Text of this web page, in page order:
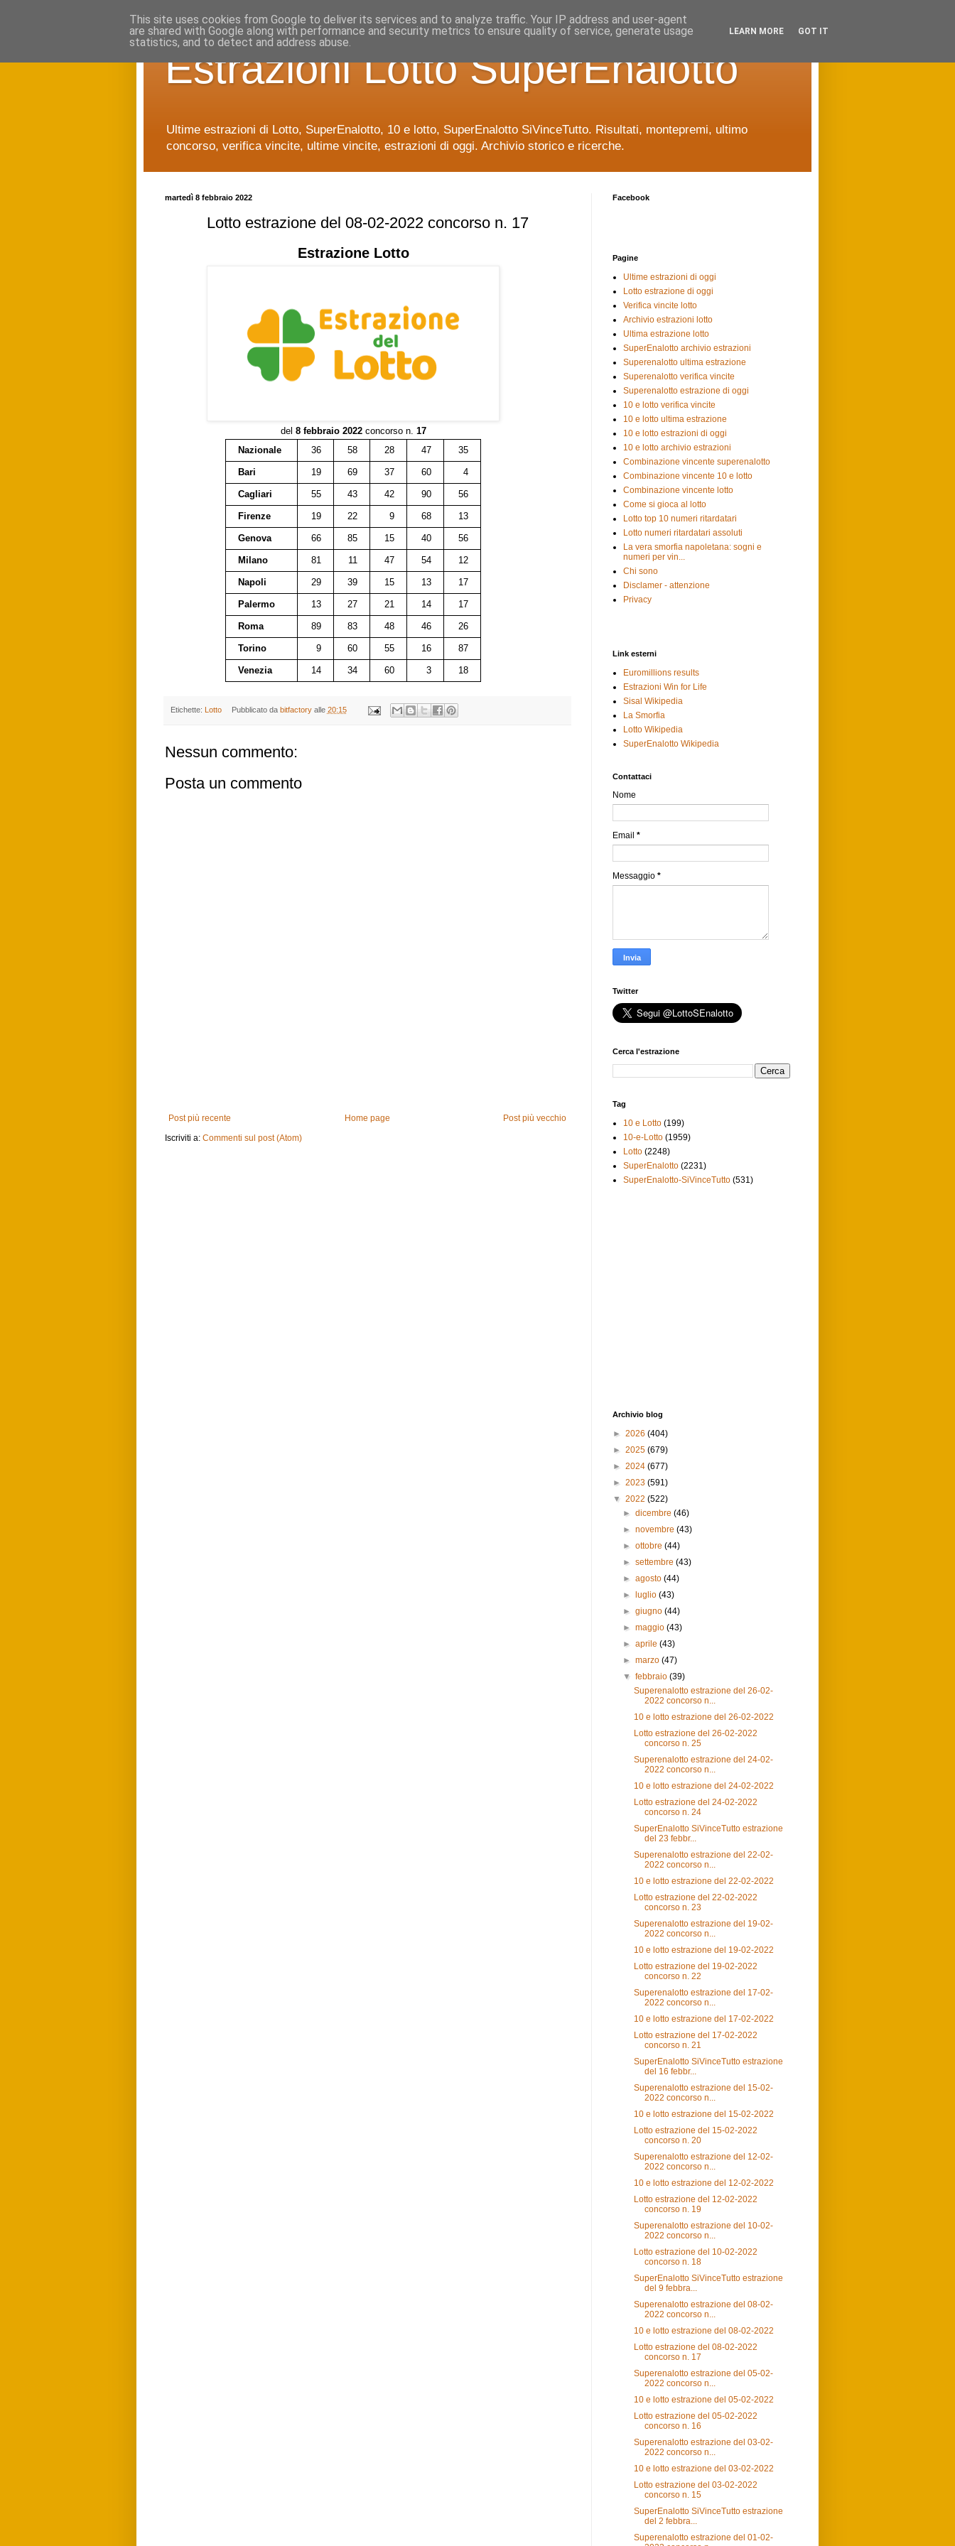
Estrazioni Lotto SuperEnalotto
Ultime estrazioni di Lotto, SuperEnalotto, 10 e lotto, SuperEnalotto SiVinceTutto. Risultati, montepremi, ultimo
concorso, verifica vincite, ultime vincite, estrazioni di oggi. Archivio storico e ricerche.
martedì 8 febbraio 2022
Lotto estrazione del 08-02-2022 concorso n. 17
Estrazione Lotto
del 8 febbraio 2022concorso n. 17
Nazionale
36 58 28 47 35
Bari 19 69 37 60 4
Cagliari 55 43 42 90 56
Firenze 19 22 9 68 13
Genova 66 85 15 40 56
Milano 81 11 47 54 12
Napoli 29 39 15 13 17
Palermo 13 27 21 14 17
Roma 89 83 48 46 26
Torino 9 60 55 16 87
Venezia 14 34 60 3 18
Etichette: Lotto Pubblicato da bitfactory alle 20:15
Nessun commento:
Posta un commento
Post più recente Post più vecchio
Home page
Iscriviti a: Commenti sul post (Atom)
Facebook
Pagine
Ultime estrazioni di oggi
Lotto estrazione di oggi
Verifica vincite lotto
Archivio estrazioni lotto
Ultima estrazione lotto
SuperEnalotto archivio estrazioni
Superenalotto ultima estrazione
Superenalotto verifica vincite
Superenalotto estrazione di oggi
10 e lotto verifica vincite
10 e lotto ultima estrazione
10 e lotto estrazioni di oggi
10 e lotto archivio estrazioni
Combinazione vincente superenalotto
Combinazione vincente 10 e lotto
Combinazione vincente lotto
Come si gioca al lotto
Lotto top 10 numeri ritardatari
Lotto numeri ritardatari assoluti
La vera smorfia napoletana: sogni e
numeri per vin...
Chi sono
Disclamer - attenzione
Privacy
Link esterni
Euromillions results
Estrazioni Win for Life
Sisal Wikipedia
La Smorfia
Lotto Wikipedia
SuperEnalotto Wikipedia
Contattaci
Nome
Email *
Messaggio *
Twitter
Cerca l'estrazione
Tag
10 e Lotto (199)
10-e-Lotto (1959)
Lotto (2248)
SuperEnalotto (2231)
SuperEnalotto-SiVinceTutto (531)
Archivio blog
► 2026 (404)
► 2025 (679)
► 2024 (677)
► 2023 (591)
▼ 2022 (522)
►dicembre(46)
►novembre(43)
►ottobre(44)
►settembre(43)
►agosto(44)
►
luglio(43)
►giugno(44)
►maggio(43)
►aprile(43)
►marzo(47)
▼febbraio(39)
Superenalotto estrazione del 26-02-
2022 concorso n...
10 e lotto estrazione del 26-02-2022
Lotto estrazione del 26-02-2022
concorso n. 25
Superenalotto estrazione del 24-02-
2022 concorso n...
10 e lotto estrazione del 24-02-2022
Lotto estrazione del 24-02-2022
concorso n. 24
SuperEnalotto SiVinceTutto estrazione
del 23 febbr...
Superenalotto estrazione del 22-02-
2022 concorso n...
10 e lotto estrazione del 22-02-2022
Lotto estrazione del 22-02-2022
concorso n. 23
Superenalotto estrazione del 19-02-
2022 concorso n...
10 e lotto estrazione del 19-02-2022
Lotto estrazione del 19-02-2022
concorso n. 22
Superenalotto estrazione del 17-02-
2022 concorso n...
10 e lotto estrazione del 17-02-2022
Lotto estrazione del 17-02-2022
concorso n. 21
SuperEnalotto SiVinceTutto estrazione
del 16 febbr...
Superenalotto estrazione del 15-02-
2022 concorso n...
10 e lotto estrazione del 15-02-2022
Lotto estrazione del 15-02-2022
concorso n. 20
Superenalotto estrazione del 12-02-
2022 concorso n...
10 e lotto estrazione del 12-02-2022
Lotto estrazione del 12-02-2022
concorso n. 19
Superenalotto estrazione del 10-02-
2022 concorso n...
Lotto estrazione del 10-02-2022
concorso n. 18
SuperEnalotto SiVinceTutto estrazione
del 9 febbra...
Superenalotto estrazione del 08-02-
2022 concorso n...
10 e lotto estrazione del 08-02-2022
Lotto estrazione del 08-02-2022
concorso n. 17
Superenalotto estrazione del 05-02-
2022 concorso n...
10 e lotto estrazione del 05-02-2022
Lotto estrazione del 05-02-2022
concorso n. 16
Superenalotto estrazione del 03-02-
2022 concorso n...
10 e lotto estrazione del 03-02-2022
Lotto estrazione del 03-02-2022
concorso n. 15
SuperEnalotto SiVinceTutto estrazione
del 2 febbra...
Superenalotto estrazione del 01-02-
This site uses cookies from Google to deliver its services and to analyze traffic. Your IP address and user-agent
are shared with Google along with performance and security metrics to ensure quality of service, generate usage
statistics, and to detect and address abuse.
LEARN MORE GOT IT